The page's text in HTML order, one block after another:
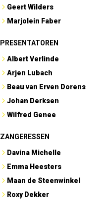
Geert Wilders
Marjolein Faber
PRESENTATOREN
Albert Verlinde
Arjen Lubach
Beau van Erven Dorens
Johan Derksen
Wilfred Genee
ZANGERESSEN
Davina Michelle
Emma Heesters
Maan de Steenwinkel
Roxy Dekker